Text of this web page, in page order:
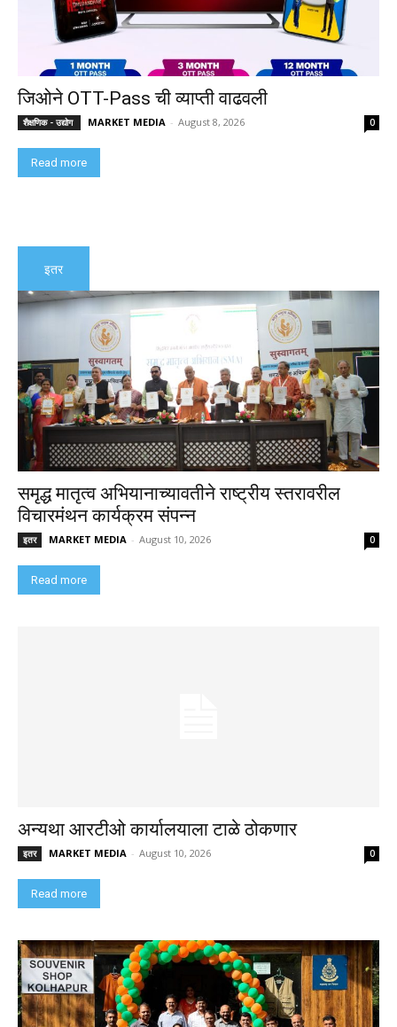
जिओने OTT-Pass ची व्याप्ती वाढवली
शैक्षणिक - उद्योग MARKET MEDIA - August 8, 2026 0
Read more
इतर
समृद्ध मातृत्व अभियानाच्यावतीने राष्ट्रीय स्तरावरील
विचारमंथन कार्यक्रम संपन्न
इतर MARKET MEDIA - August 10, 2026 0
Read more
अन्यथा आरटीओ कार्यालयाला टाळे ठोकणार
इतर MARKET MEDIA - August 10, 2026 0
Read more